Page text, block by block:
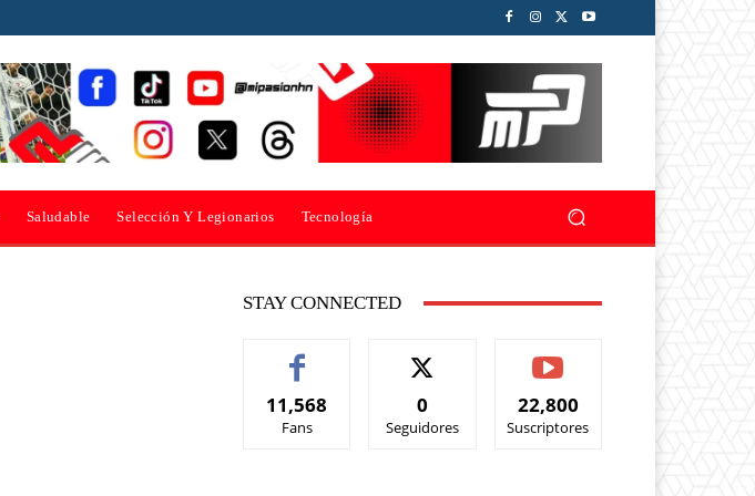
Saludable Selección Y Legionarios Tecnología
STAY CONNECTED
11,568
Fans
0
Seguidores
22,800
Suscriptores